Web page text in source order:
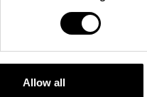
Allow all